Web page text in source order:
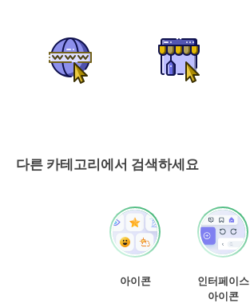
다른 카테고리에서 검색하세요
아이콘
인터페이스
아이콘